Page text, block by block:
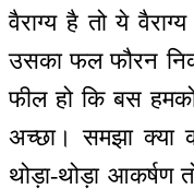
वैराग्य है तो ये
उसका फल फौरन
फील हो कि बस
अच्छा। समझा क्या
थोड़ा-थोड़ा आकर्षण